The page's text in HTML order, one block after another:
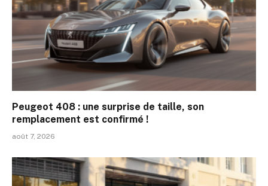
Peugeot 408 : une surprise de taille, son
remplacement est confirmé !
août 7, 2026